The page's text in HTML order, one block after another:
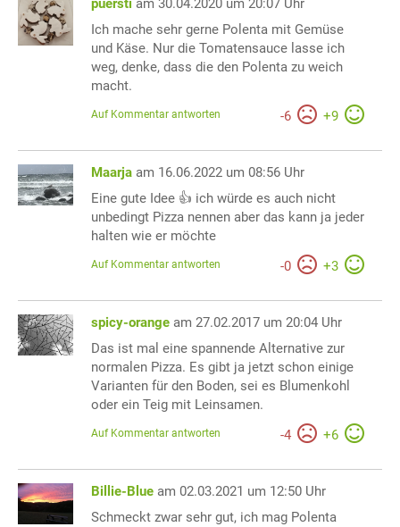
puersti am 30.04.2020 um 20:07 Uhr
Ich mache sehr gerne Polenta mit Gemüse
und Käse. Nur die Tomatensauce lasse ich
weg, denke, dass die den Polenta zu weich
macht.
-6 +9
Auf Kommentar antworten
Maarja am 16.06.2022 um 08:56 Uhr
Eine gute Idee 👍 ich würde es auch nicht
unbedingt Pizza nennen aber das kann ja jeder
halten wie er möchte
-0 +3
Auf Kommentar antworten
spicy-orange am 27.02.2017 um 20:04 Uhr
Das ist mal eine spannende Alternative zur
normalen Pizza. Es gibt ja jetzt schon einige
Varianten für den Boden, sei es Blumenkohl
oder ein Teig mit Leinsamen.
-4 +6
Auf Kommentar antworten
Billie-Blue am 02.03.2021 um 12:50 Uhr
Schmeckt zwar sehr gut, ich mag Polenta